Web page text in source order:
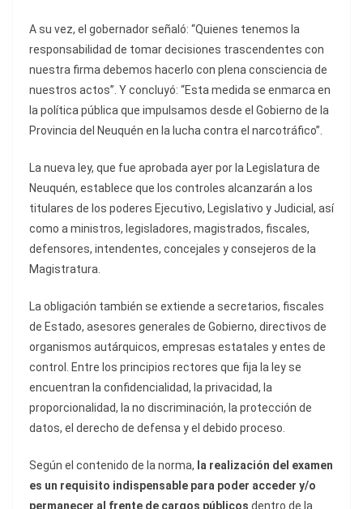
A su vez, el gobernador señaló: “Quienes tenemos la
responsabilidad de tomar decisiones trascendentes con
nuestra firma debemos hacerlo con plena consciencia de
nuestros actos”. Y concluyó: “Esta medida se enmarca en
la política pública que impulsamos desde el Gobierno de la
Provincia del Neuquén en la lucha contra el narcotráfico”.
La nueva ley, que fue aprobada ayer por la Legislatura de
Neuquén, establece que los controles alcanzarán a los
titulares de los poderes Ejecutivo, Legislativo y Judicial, así
como a ministros, legisladores, magistrados, fiscales,
defensores, intendentes, concejales y consejeros de la
Magistratura.
La obligación también se extiende a secretarios, fiscales
de Estado, asesores generales de Gobierno, directivos de
organismos autárquicos, empresas estatales y entes de
control. Entre los principios rectores que fija la ley se
encuentran la confidencialidad, la privacidad, la
proporcionalidad, la no discriminación, la protección de
datos, el derecho de defensa y el debido proceso.
Según el contenido de la norma, la realización del examen
es un requisito indispensable para poder acceder y/o
permanecer al frente de cargos públicos dentro de la